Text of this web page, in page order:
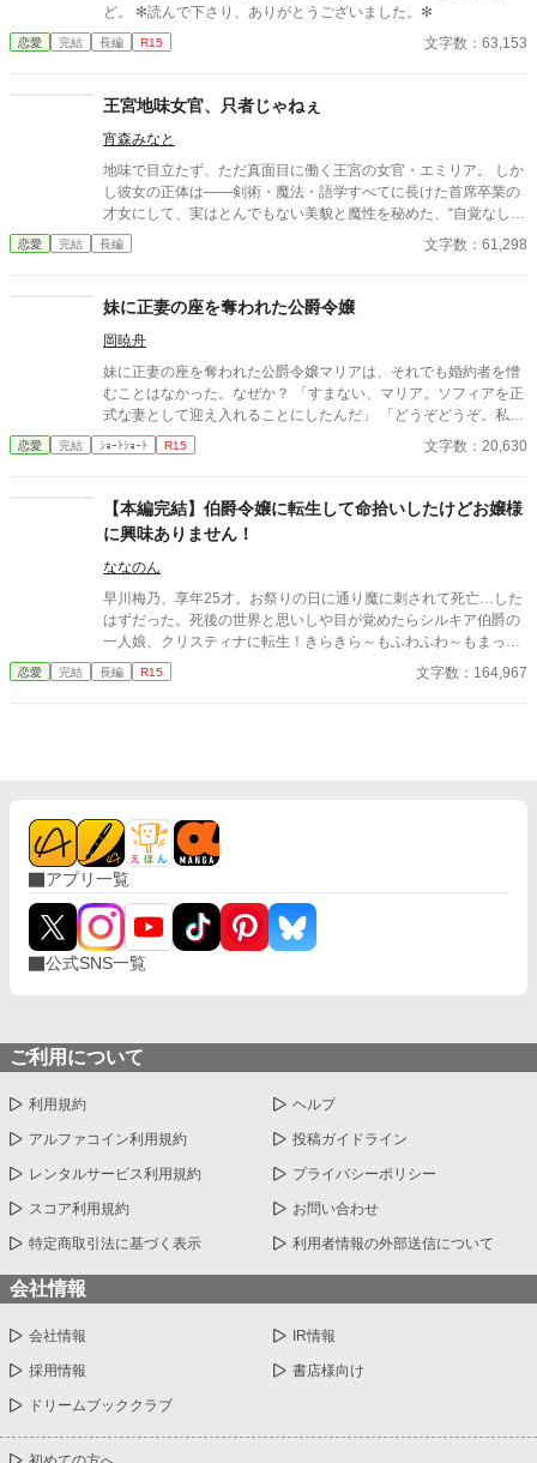
ど。 ✻読んで下さり、ありがとうございました。✻
恋愛 完結 長編 R15 文字数：63,153
王宮地味女官、只者じゃねぇ
宵森みなと
地味で目立たず、ただ真面目に働く王宮の女官・エミリア。 しか
し彼女の正体は――剣術・魔法・語学すべてに長けた首席卒業の
才女にして、実はとんでもない美貌と魔性を秘めた、“自覚なしギ
ャップ系”最強女官だった！？ 王女付き女官に任命されたその日
から、運命が少しずつ動き出す。 訛りだらけのマーレン語で王女
させ―― さらには北方マーレン国から訪れた黒髪の第二王子を
も、一瞬で虜にしてしまう。 「おら、案内させてもらいますけん
の」 その一言が、国を揺らすとは、誰が想像しただろうか。 王女
リリアは言う。「エミリアがいなければ、私は生きていけぬ」 副
長カイルは焦る。「このまま、他国に連れて行かれてたまるか」
ジークは葛藤する。「自分だけを見てほしいのに、届かない」 そ
はいない」 けれど――当の本人は今日も地味眼鏡で事務作業中。
の顔”が王宮を変えていく、壮麗な恋と成長の物語。 ★この物語
は、「枯れ専モブ令嬢」の5年前のお話です。クラリスが活躍す
る前で、少し若いイザークとライナルトがちょっと出ます。
恋愛 完結 長編 文字数：61,298
妹に正妻の座を奪われた公爵令嬢
岡暁舟
妹に正妻の座を奪われた公爵令嬢マリアは、それでも婚約者を憎
むことはなかった。なぜか？ 「すまない、マリア。ソフィアを正
式な妻として迎え入れることにしたんだ」 「どうぞどうぞ。私は
何も気にしませんから……」 マリアは妹のソフィアを祝福した。
だが当然、不気味な未来の陰が少しずつ歩み寄っていた。
恋愛 完結 ｼｮｰﾄｼｮｰﾄ R15 文字数：20,630
【本編完結】伯爵令嬢に転生して命拾いしたけどお嬢様
に興味ありません！
ななのん
早川梅乃、享年25才。お祭りの日に通り魔に刺されて死亡…した
はずだった。死後の世界と思いしや目が覚めたらシルキア伯爵の
一人娘、クリスティナに転生！きらきら～もふわふわ～もまった
く興味がなく本ばかり読んでいるクリスティナだが幼い頃のお茶
会での暴走で王子に気に入られ婚約者候補にされてしまう。つま
恋愛 完結 長編 R15 文字数：164,967
アプリ一覧
公式SNS一覧
ご利用について
利用規約 ヘルプ
アルファコイン利用規約 投稿ガイドライン
レンタルサービス利用規約 プライバシーポリシー
スコア利用規約 お問い合わせ
特定商取引法に基づく表示 利用者情報の外部送信について
会社情報
会社情報 IR情報
採用情報 書店様向け
ドリームブッククラブ